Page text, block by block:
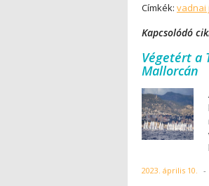
Címkék: vadnai
Kapcsolódó
Végetért a
Mallorcán
2023. április 10. -